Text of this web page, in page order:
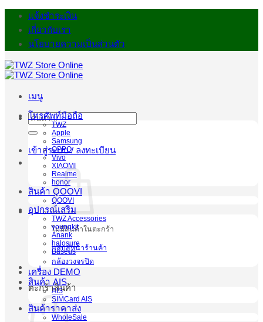
ข้าม
แจ้งชำระเงิน
เกี่ยวกับเรา
นโยบายความเป็นส่วนตัว
เมนู
ค้นหา:
เข้าสู่ระบบ / ลงทะเบียน
ไม่มีสินค้าในตะกร้า
กลับสู่หน้าร้านค้า
ตะกร้าสินค้า
โทรศัพท์มือถือ
TWZ
Apple
Samsung
OPPO
Vivo
XIAOMI
Realme
honor
สินค้า QOOVI
QOOVI
อุปกรณ์เสริม
TWZ Accessories
youngkit
Anank
halosure
Baseus
กล้องวงจรปิด
เครื่อง DEMO
สินค้า AIS
AIS
SIMCard AIS
สินค้าราคาส่ง
WholeSale